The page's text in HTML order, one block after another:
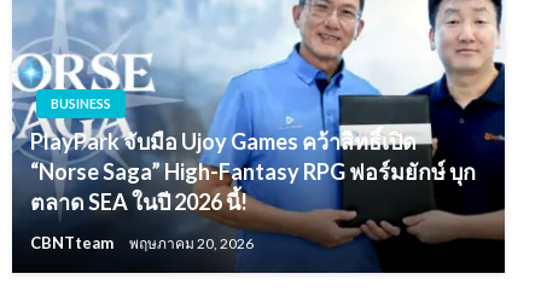
BUSINESS
PlayPark จับมือ Ujoy Games คว้าสิทธิ์เปิด
“Norse Saga” High-Fantasy RPG ฟอร์มยักษ์ บุก
ตลาด SEA ในปี 2026 นี้!
CBNTteam พฤษภาคม 20, 2026